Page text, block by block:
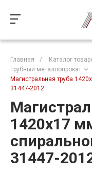
Главная / Каталог
Трубный металлопрокат
Магистральная труба
31447-2012
1420х17
31447-